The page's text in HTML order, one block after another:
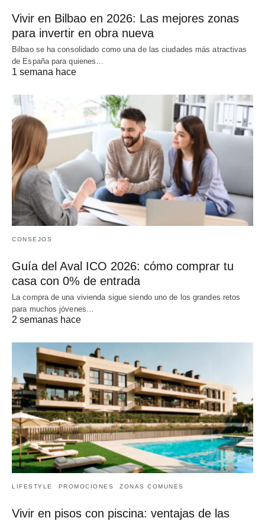
Vivir en Bilbao en 2026: Las mejores zonas
para invertir en obra nueva
Bilbao se ha consolidado como una de las ciudades más atractivas
de España para quienes…
1 semana hace
CONSEJOS
Guía del Aval ICO 2026: cómo comprar tu
casa con 0% de entrada
La compra de una vivienda sigue siendo uno de los grandes retos
para muchos jóvenes…
2 semanas hace
LIFESTYLE PROMOCIONES ZONAS COMUNES
Vivir en pisos con piscina: ventajas de las